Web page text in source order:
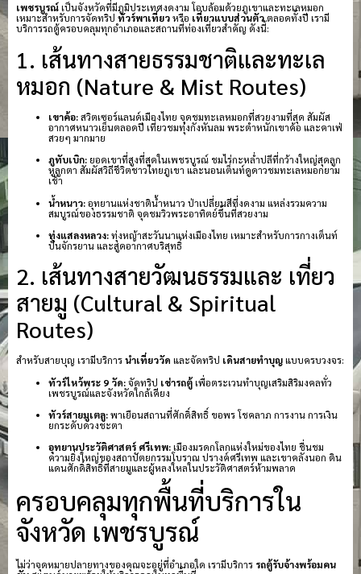
เพชรบูรณ์เป็นจังหวัดที่มีภูมิประเทศงดงาม โอบล้อมด้วยภูเขาและทะเลหมอก
เหมาะสำหรับการจัดทริป ทัวร์พาเที่ยวหรือ เที่ยวแบบส่วนตัวตลอดทั้งปี เรามี
บริการรถตู้ครอบคลุมทุกอำเภอและสถานที่ท่องเที่ยวสำคัญ ดังนี้:
1. เส้นทางสายธรรมชาติและทะเล
หมอก (Nature & Mist Routes)
เขาค้อ:สวิตเซอร์แลนด์เมืองไทย จุดชมทะเลหมอกที่สวยงามที่สุด สัมผัส
อากาศหนาวเย็นตลอดปี เที่ยวชมทุ่งกังหันลม พระตำหนักเขาค้อ และคาเฟ่
สวยๆ มากมาย
ภูทับเบิก: ยอดเขาที่สูงที่สุดในเพชรบูรณ์ ชมไร่กะหล่ำปลีที่กว้างใหญ่สุดลูก
หูลูกตา สัมผัสวิถีชีวิตชาวไทยภูเขา และนอนเต็นท์ดูดาวชมทะเลหมอกยาม
เช้า
น้ำหนาว:อุทยานแห่งชาติน้ำหนาว ป่าเปลี่ยนสีที่งดงาม แหล่งรวมความ
สมบูรณ์ของธรรมชาติ จุดชมวิวพระอาทิตย์ขึ้นที่สวยงาม
ทุ่งแสลงหลวง:ทุ่งหญ้าสะวันนาแห่งเมืองไทย เหมาะสำหรับการกางเต็นท์
ปั่นจักรยาน และสูดอากาศบริสุทธิ์
2. เส้นทางสายวัฒนธรรมและ เที่ยว
สายมู (Cultural & Spiritual
Routes)
สำหรับสายบุญ เรามีบริการนำเที่ยววัด และจัดทริป เดินสายทำบุญแบบครบวงจร:
ทัวร์ไหว้พระ 9 วัด:จัดทริป เช่ารถตู้เพื่อตระเวนทำบุญเสริมสิริมงคลทั่ว
เพชรบูรณ์และจังหวัดใกล้เคียง
ทัวร์สายมูเตลู:พาเยือนสถานที่ศักดิ์สิทธิ์ ขอพร โชคลาภ การงาน การเงิน
ยกระดับดวงชะตา
อุทยานประวัติศาสตร์ ศรีเทพ:เมืองมรดกโลกแห่งใหม่ของไทย ชื่นชม
ความยิ่งใหญ่ของสถาปัตยกรรมโบราณ ปรางค์ศรีเทพ และเขาคลังนอก ดิน
แดนศักดิ์สิทธิ์ที่สายมูและผู้หลงใหลในประวัติศาสตร์ห้ามพลาด
ครอบคลุมทุกพื้นที่บริการใน
จังหวัด เพชรบูรณ์
ไม่ว่าจุดหมายปลายทางของคุณจะอยู่ที่อำเภอใด เรามีบริการ รถตู้รับจ้างพร้อมคน